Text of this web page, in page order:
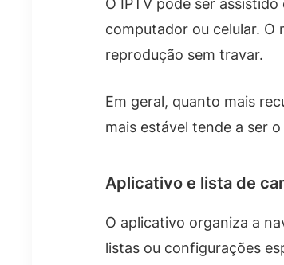
O IPTV pode ser
computador ou celular. O
reprodução sem travar.
Em geral, quanto mais
mais estável tende a ser
Aplicativo e lista de
O aplicativo organiza a
listas ou configurações